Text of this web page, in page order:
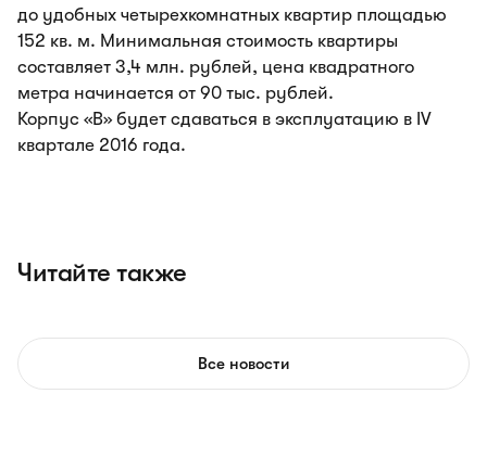
до удобных четырехкомнатных квартир площадью
152 кв. м. Минимальная стоимость квартиры
составляет 3,4 млн. рублей, цена квадратного
метра начинается от 90 тыс. рублей.
Корпус «B» будет сдаваться в эксплуатацию в IV
квартале 2016 года.
Читайте также
Все новости